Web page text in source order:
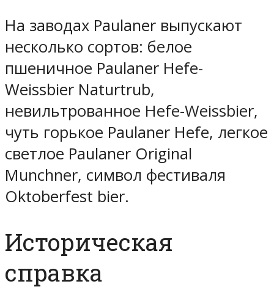
На заводах Paulaner выпускают
несколько сортов: белое
пшеничное Paulaner Hefe-
Weissbier Naturtrub,
невильтрованное Hefe-Weissbier,
чуть горькое Paulaner Hefe, легкое
светлое Paulaner Original
Munchner, символ фестиваля
Oktoberfest bier.
Историческая
справка